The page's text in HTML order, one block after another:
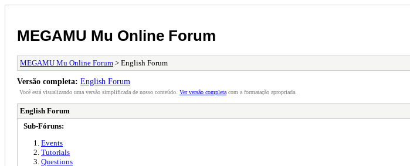
MEGAMU Mu Online Forum
MEGAMU Mu Online Forum > English Forum
Versão completa: English Forum
Você está visualizando uma versão simplificada de nosso conteúdo. Ver versão completa com a formatação apropriada.
English Forum
Sub-Fóruns:
Events
Tutorials
Questions